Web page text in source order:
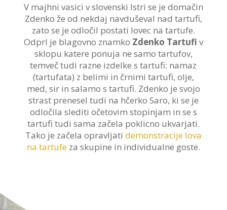
V majhni vasici v slovenski Istri se je domačin
Zdenko že od nekdaj navduševal nad tartufi,
zato se je odločil postati lovec na tartufe.
Odprl je blagovno znamko Zdenko Tartufi v
sklopu katere ponuja ne samo tartufov,
temveč tudi razne izdelke s tartufi: namaz
(tartufata) z belimi in črnimi tartufi, olje,
med, sir in salamo s tartufi. Zdenko je svojo
strast prenesel tudi na hčerko Saro, ki se je
odločila slediti očetovim stopinjam in se s
tartufi tudi sama začela poklicno ukvarjati.
Tako je začela opravljati demonstracije lova
na tartufeza skupine in individualne goste.